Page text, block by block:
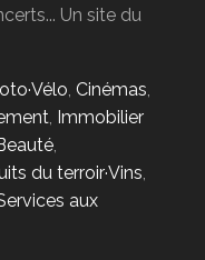
Un site du
, Cinémas,
, Immobilier
,
du terroir·Vins,
aux